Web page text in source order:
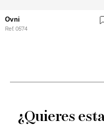
Ovni
Ref. 0574
¿Quieres